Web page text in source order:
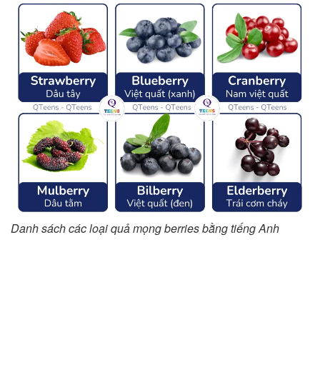
Danh sách các loại quả mọng berries bằng tiếng Anh